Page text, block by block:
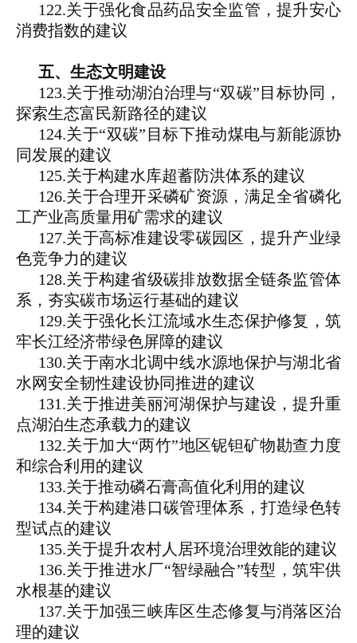
122.关于强化食品药品安全监管，提升安心
消费指数的建议
五、生态文明建设
123.关于推动湖泊治理与“双碳”目标协同，
探索生态富民新路径的建议
124.关于“双碳”目标下推动煤电与新能源协
同发展的建议
125.关于构建水库超蓄防洪体系的建议
126.关于合理开采磷矿资源，满足全省磷化
工产业高质量用矿需求的建议
127.关于高标准建设零碳园区，提升产业绿
色竞争力的建议
128.关于构建省级碳排放数据全链条监管体
系，夯实碳市场运行基础的建议
129.关于强化长江流域水生态保护修复，筑
牢长江经济带绿色屏障的建议
130.关于南水北调中线水源地保护与湖北省
水网安全韧性建设协同推进的建议
131.关于推进美丽河湖保护与建设，提升重
点湖泊生态承载力的建议
132.关于加大“两竹”地区铌钽矿物勘查力度
和综合利用的建议
133.关于推动磷石膏高值化利用的建议
134.关于构建港口碳管理体系，打造绿色转
型试点的建议
135.关于提升农村人居环境治理效能的建议
136.关于推进水厂“智绿融合”转型，筑牢供
水根基的建议
137.关于加强三峡库区生态修复与消落区治
理的建议